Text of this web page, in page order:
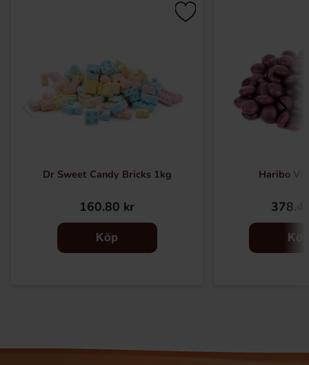
Dr Sweet Candy Bricks 1kg
160.80 kr
Köp
Haribo
Köp